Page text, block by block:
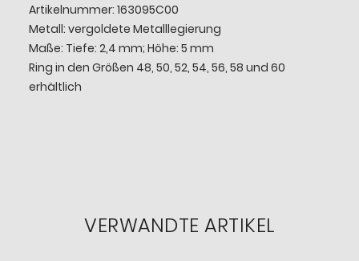
Artikelnummer: 163095C00
Metall: vergoldete Metalllegierung
Maße: Tiefe: 2,4 mm; Höhe: 5 mm
Ring in den Größen 48, 50, 52, 54, 56, 58 und 60
erhältlich
VERWANDTE ARTIKEL